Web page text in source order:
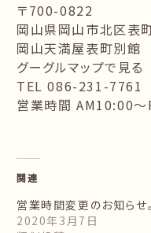
〒700-0822
岡山県岡山市北区表
岡山天満屋表町別館
グーグルマップで見る
TEL 086-231-7761
営業時間 AM10:00
関連
営業時間変更のお知らせ。
2020年3月7日